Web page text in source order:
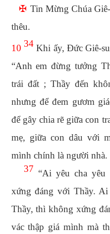
✠ Tin Mừng Chúa
thêu.
10 34Khi ấy, Đức Giê-
“Anh em đừng tưởng
trái đất ; Thầy đến
nhưng để đem gươm
để gây chia rẽ giữa con
mẹ, giữa con dâu với
mình chính là người nhà.
37 “Ai yêu cha
xứng đáng với Thầy.
Thầy, thì không xứng
vác thập giá mình mà